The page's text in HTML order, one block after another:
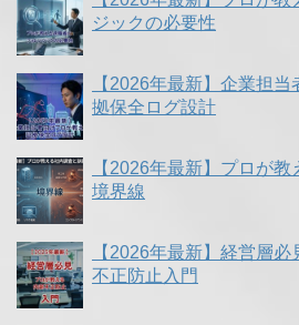
ジックの必要性
【2026年最新】企業担
拠保全ログ設計
【2026年最新】プロが
境界線
【2026年最新】経営層
不正防止入門